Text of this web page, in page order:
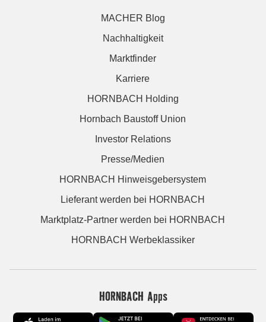
MACHER Blog
Nachhaltigkeit
Marktfinder
Karriere
HORNBACH Holding
Hornbach Baustoff Union
Investor Relations
Presse/Medien
HORNBACH Hinweisgebersystem
Lieferant werden bei HORNBACH
Marktplatz-Partner werden bei HORNBACH
HORNBACH Werbeklassiker
HORNBACH Apps